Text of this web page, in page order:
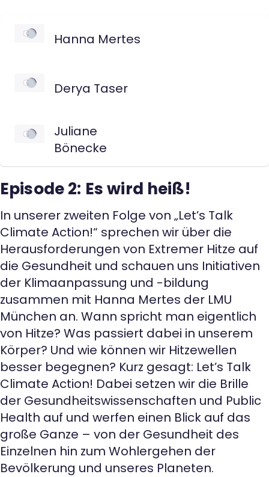
Hanna Mertes
Derya Taser
Juliane
Bönecke
Episode 2: Es wird heiß!
In unserer zweiten Folge von „Let’s Talk
Climate Action!“ sprechen wir über die
Herausforderungen von Extremer Hitze auf
die Gesundheit und schauen uns Initiativen
der Klimaanpassung und -bildung
zusammen mit Hanna Mertes der LMU
München an. Wann spricht man eigentlich
von Hitze? Was passiert dabei in unserem
Körper? Und wie können wir Hitzewellen
besser begegnen? Kurz gesagt: Let’s Talk
Climate Action! Dabei setzen wir die Brille
der Gesundheitswissenschaften und Public
Health auf und werfen einen Blick auf das
große Ganze – von der Gesundheit des
Einzelnen hin zum Wohlergehen der
Bevölkerung und unseres Planeten.